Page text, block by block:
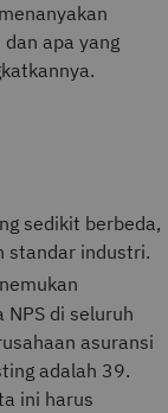
apa yang
sedikit berbeda,
standar industri.
di seluruh
asuransi
adalah 39.
ini harus